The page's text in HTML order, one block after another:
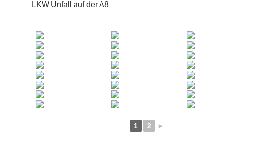
LKW Unfall auf der A8
1 2 ►